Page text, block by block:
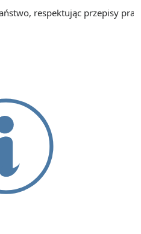
respektując przepisy